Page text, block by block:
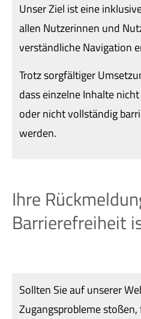
Unser Ziel ist eine
allen Nutzerinnen und
verständliche Navigation
Trotz sorgfältiger
dass einzelne Inhalte
oder nicht vollständig
werden.
Ihre
Barrierefreiheit
Sollten Sie auf unserer
Zugangsprobleme